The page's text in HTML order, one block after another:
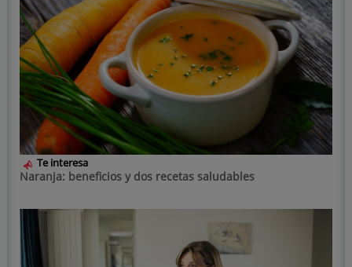
Te interesa
Naranja: beneficios y dos recetas saludables